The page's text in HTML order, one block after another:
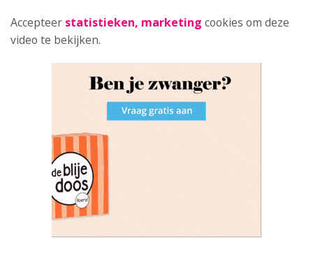
Accepteer statistieken, marketing cookies om deze
video te bekijken.